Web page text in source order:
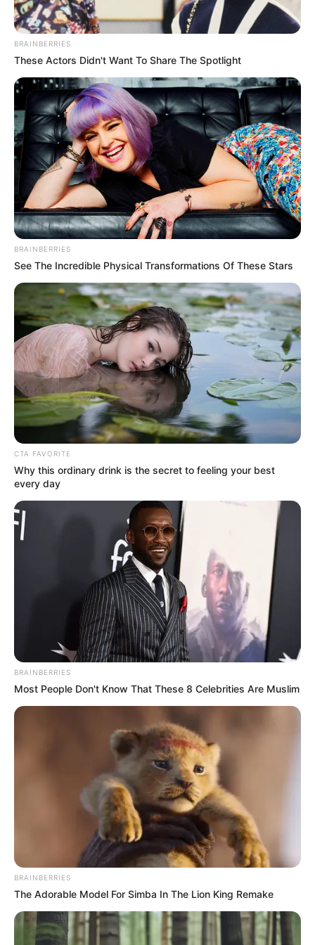
piedad
ACCIDENTE DE TRÁNSITO
Motociclista fue arrollado
por ambulancia y
permanece en UCI: no le
habrían brindado primeros
auxilios
MOTOS
Se echaron para atrás:
Pereira canceló la
restricción del parrillero
AUTOPISTA NORTE
Motociclista cayó en el
carril de Transmilenio tras
choque: estas son las
estaciones afectadas en la
autopista Norte
NOTICIAS
de tránsito cobran más
van 144 muertes este año
PICO Y PLACA
Pico y placa en Cartagena
del 30 de junio al 3 de julio
de 2026: ojo con la nueva
rotación
¡El DATT los pilló!
Inmovilizan más de 200
motos en el carril
exclusivo de Transcaribe
CURSOS GRATUITOS
¿Es “buñuelo” manejando?
Habrá cursos gratis para
motociclistas este sábado
27 de junio en Bogotá
OPERATIVOS DE TRÁNSITO
Motero se emberracó y
agredió a agente de
BRAINBERRIES
These Actors Didn't Want To Share The Spotlight
BRAINBERRIES
See The Incredible Physical Transformations Of These Stars
CTA FAVORITE
Why this ordinary drink is the secret to feeling your best
every day
BRAINBERRIES
Most People Don't Know That These 8 Celebrities Are Muslim
BRAINBERRIES
The Adorable Model For Simba In The Lion King Remake